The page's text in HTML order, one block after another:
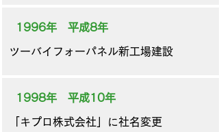
1996年 平成8年
ツーバイフォーパネル新工場建設
1998年 平成10年
「キプロ株式会社」に社名変更